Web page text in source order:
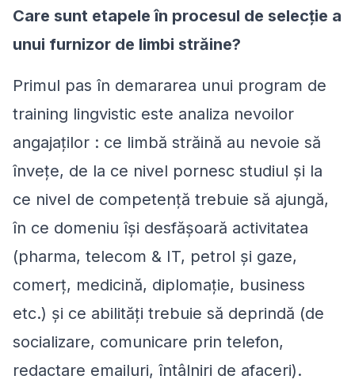
Care sunt etapele în procesul de selecţie a
unui furnizor de limbi străine?
Primul pas în demararea unui program de
training lingvistic este analiza nevoilor
angajaţilor : ce limbă străină au nevoie să
înveţe, de la ce nivel pornesc studiul şi la
ce nivel de competenţă trebuie să ajungă,
în ce domeniu îşi desfăşoară activitatea
(pharma, telecom & IT, petrol şi gaze,
comerţ, medicină, diplomaţie, business
etc.) şi ce abilităţi trebuie să deprindă (de
socializare, comunicare prin telefon,
redactare emailuri, întâlniri de afaceri).